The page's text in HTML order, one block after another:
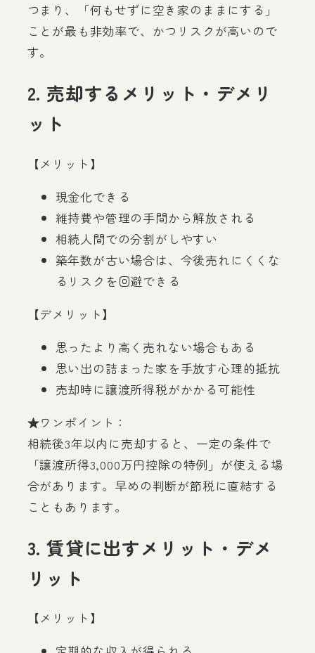
つまり、「何もせずに空き家のままにする」
ことが最も非効率で、かつリスクが高いので
す。
2. 売却するメリット・デメリ
ット
【メリット】
現金化できる
維持費や管理の手間から解放される
相続人間での分割がしやすい
築年数が古い場合は、今後売れにくくな
るリスクを回避できる
【デメリット】
思ったより高く売れない場合もある
思い出の詰まった家を手放す心理的抵抗
売却時に譲渡所得税がかかる可能性
★ワンポイント：
相続後3年以内に売却すると、一定の条件で
「譲渡所得3,000万円控除の特例」が使える場
合があります。早めの判断が節税に直結する
こともあります。
3. 賃貸に出すメリット・デメ
リット
【メリット】